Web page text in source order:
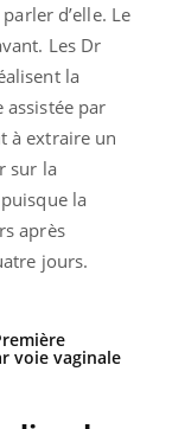
d’elle. Le
Les Dr
la
par
à extraire un
sur la
la
après
jours.
voie vaginale